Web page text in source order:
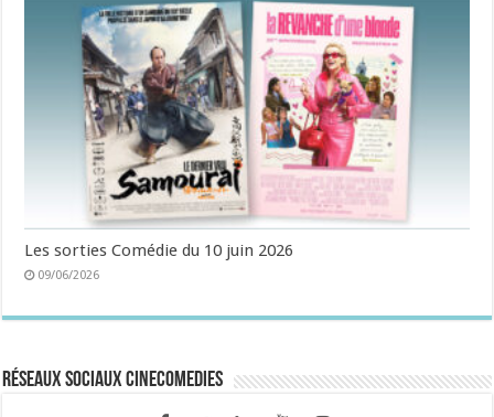
Les sorties Comédie du 10 juin 2026
09/06/2026
Réseaux sociaux CineComedies